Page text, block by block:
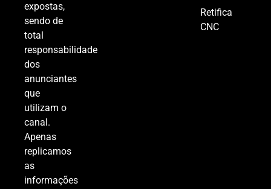
expostas,
sendo de
total
responsabilidade
dos
anunciantes
que
utilizam o
canal.
Apenas
replicamos
as
informações
Retifica
CNC